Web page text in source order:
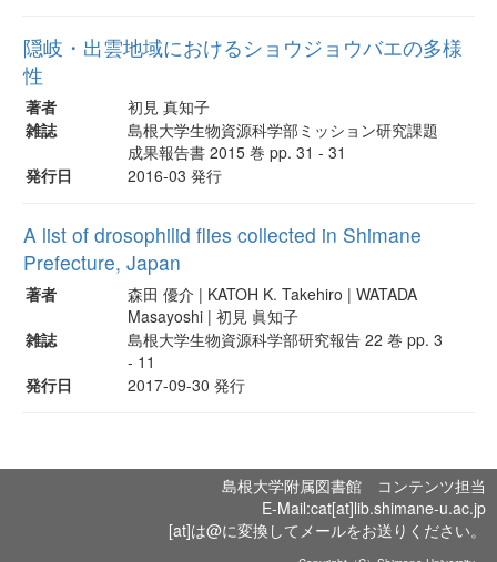
隠岐・出雲地域におけるショウジョウバエの多様
性
著者
初見 真知子
雑誌
島根大学生物資源科学部ミッション研究課題
成果報告書 2015 巻 pp. 31 - 31
発行日
2016-03 発行
A list of drosophilid flies collected in Shimane
Prefecture, Japan
著者
森田 優介 | KATOH K. Takehiro | WATADA
Masayoshi | 初見 眞知子
雑誌
島根大学生物資源科学部研究報告 22 巻 pp. 3
- 11
発行日
2017-09-30 発行
島根大学附属図書館 コンテンツ担当
E-Mail:cat[at]lib.shimane-u.ac.jp
[at]は@に変換してメールをお送りください。